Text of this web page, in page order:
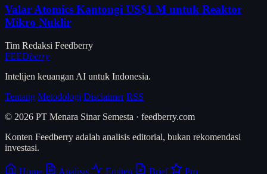
Valar Atomics Kantongi US$1 M untuk Reaktor
Mikro Nuklir
Tim Redaksi Feedberry
FEEDberry
Intelijen keuangan AI untuk Indonesia.
Tentang Metodologi Disclaimer RSS
© 2026 PT Menara Sinar Semesta · feedberry.com
Konten Feedberry adalah analisis editorial, bukan rekomendasi
investasi.
Home Analisis Emiten Brief Pro